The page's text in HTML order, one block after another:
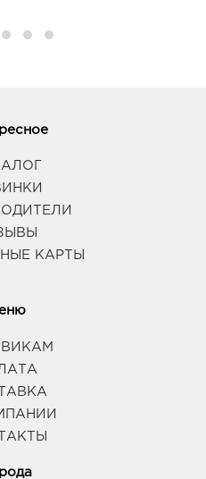
КАРТЫ